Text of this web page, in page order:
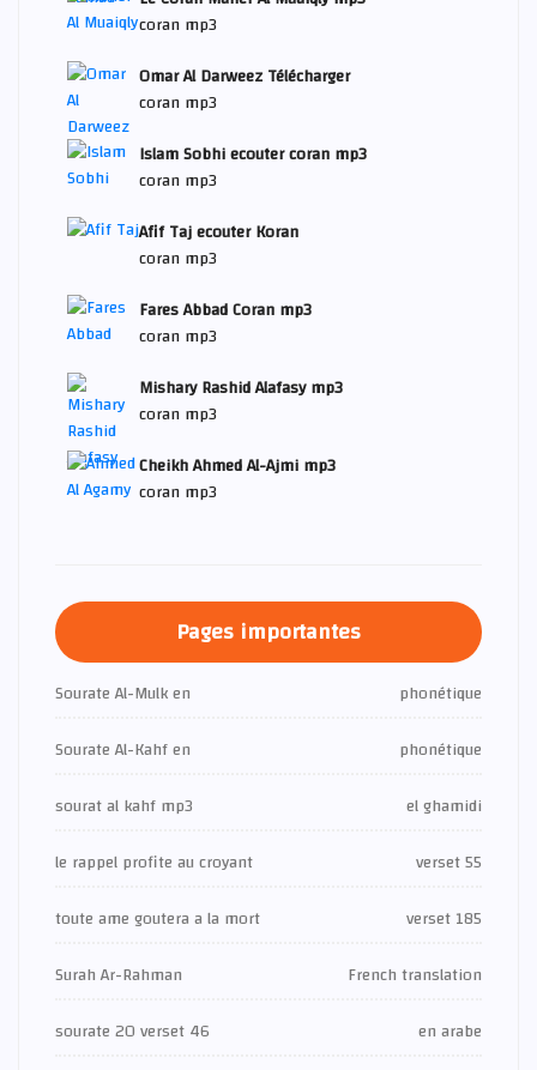
coran mp3
Omar Al Darweez Télécharger
coran mp3
Islam Sobhi ecouter coran mp3
coran mp3
Afif Taj ecouter Koran
coran mp3
Fares Abbad Coran mp3
coran mp3
Mishary Rashid Alafasy mp3
coran mp3
Cheikh Ahmed Al-Ajmi mp3
coran mp3
Pages importantes
Sourate Al-Mulk en
phonétique
Sourate Al-Kahf en
phonétique
sourat al kahf mp3
el ghamidi
le rappel profite au croyant
verset 55
toute ame goutera a la mort
verset 185
Surah Ar-Rahman
French translation
sourate 20 verset 46
en arabe